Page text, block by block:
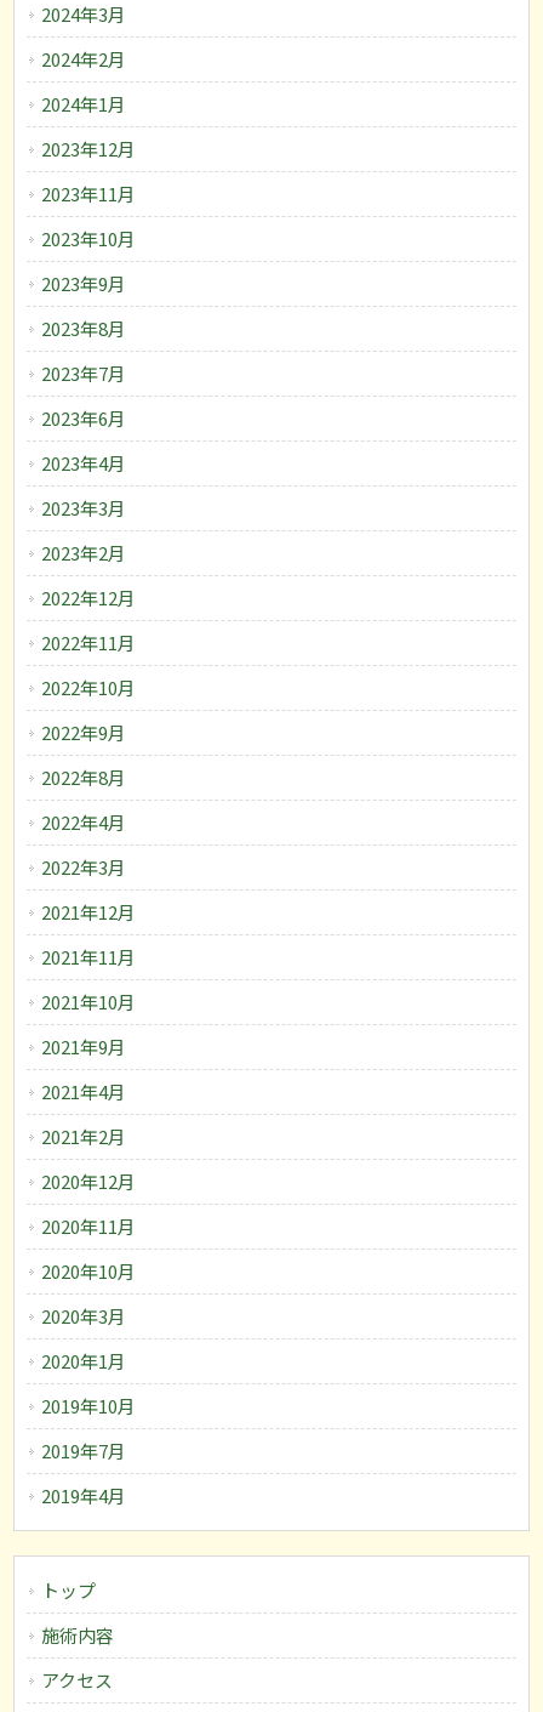
2024年3月
2024年2月
2024年1月
2023年12月
2023年11月
2023年10月
2023年9月
2023年8月
2023年7月
2023年6月
2023年4月
2023年3月
2023年2月
2022年12月
2022年11月
2022年10月
2022年9月
2022年8月
2022年4月
2022年3月
2021年12月
2021年11月
2021年10月
2021年9月
2021年4月
2021年2月
2020年12月
2020年11月
2020年10月
2020年3月
2020年1月
2019年10月
2019年7月
2019年4月
トップ
施術内容
アクセス